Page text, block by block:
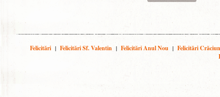
Felicitări | Felicitări Sf. Valentin | Felicitări Anul Nou | Felicitări